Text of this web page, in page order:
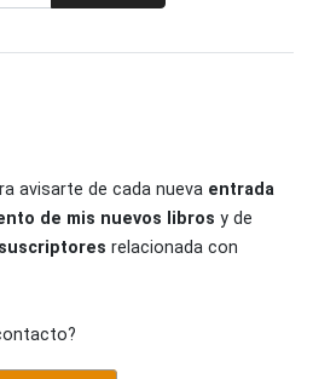
avisarte de cada nueva entrada
de mis nuevos libros y de
relacionada con